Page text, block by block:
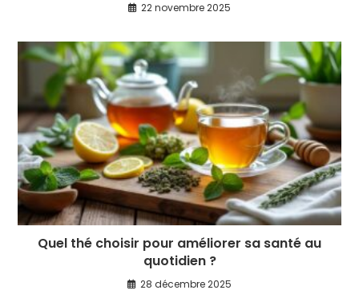
22 novembre 2025
Quel thé choisir pour améliorer sa santé au
quotidien ?
28 décembre 2025